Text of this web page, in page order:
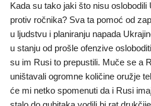
Kada su tako jaki što nisu oslobodili
protiv ročnika? Sva ta pomoć od
u ljudstvu i planiranju napada
u stanju od prošle ofenzive
su im Rusi to prepustili. Muče se a
uništavali ogromne količine oružje
će mi netko spomenuti da i Rusi